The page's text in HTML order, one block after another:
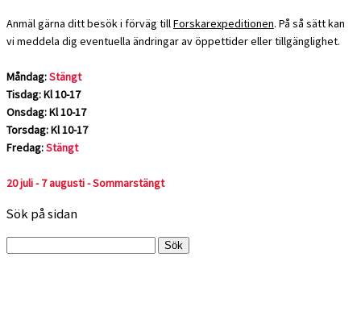
Anmäl gärna ditt besök i förväg tillForskarexpeditionen. På så sätt kan
vi meddela dig eventuella ändringar av öppettider eller tillgänglighet.
Måndag:Stängt
Tisdag: Kl 10-17
Onsdag: Kl 10-17
Torsdag: Kl 10-17
Fredag:Stängt
20 juli - 7 augusti - Sommarstängt
Sök på sidan